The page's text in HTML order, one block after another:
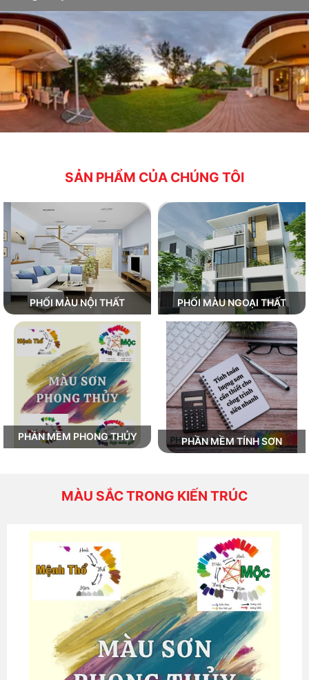
SẢN PHẨM CỦA CHÚNG TÔI
PHỐI MÀU NỘI THẤT
PHẦN MỀM PHONG THỦY
PHỐI MÀU NGOẠI THẤT
PHẦN MỀM TÍNH SƠN
MÀU SẮC TRONG KIẾN TRÚC